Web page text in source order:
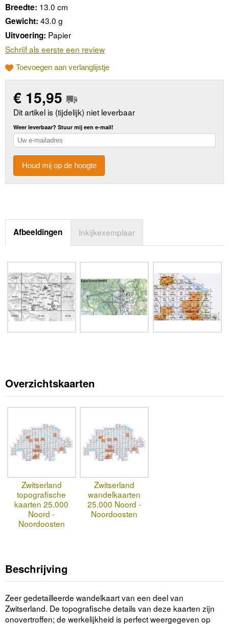
Breedte: 13.0 cm
Gewicht: 43.0 g
Uitvoering: Papier
Schrijf als eerste een review
Toevoegen aan verlanglijstje
€ 15,95
Dit artikel is (tijdelijk) niet leverbaar
Weer leverbaar? Stuur mij een e-mail!
Houd mij op de hoogte
Afbeeldingen Inkijkexemplaar
Overzichtskaarten
Zwitserland
topografische
kaarten 25.000
Noord -
Noordoosten
Zwitserland
wandelkaarten
25.000 Noord -
Noordoosten
Beschrijving
Zeer gedetailleerde wandelkaart van een deel van
Zwitserland. De topografische details van deze kaarten zijn
onovertroffen; de werkelijkheid is perfect weergegeven op